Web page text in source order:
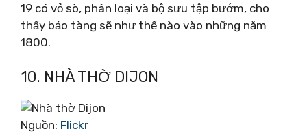
19 có vỏ sò, phân loại và bộ sưu tập bướm, cho
thấy bảo tàng sẽ như thế nào vào những năm
1800.
10. NHÀ THỜ DIJON
Nguồn: Flickr